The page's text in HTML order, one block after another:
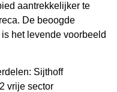
aantrekkelijker te
De beoogde
het levende voorbeeld
Sijthoff
vrije sector